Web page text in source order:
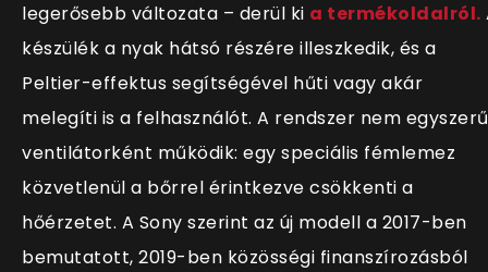
legerősebb változata – derül ki a termékoldalról.
készülék a nyak hátsó részére illeszkedik, és a
Peltier-effektus segítségével hűti vagy akár
melegíti is a felhasználót. A rendszer nem egyszerű
ventilátorként működik: egy speciális fémlemez
közvetlenül a bőrrel érintkezve csökkenti a
hőérzetet. A Sony szerint az új modell a 2017-ben
bemutatott, 2019-ben közösségi finanszírozásból